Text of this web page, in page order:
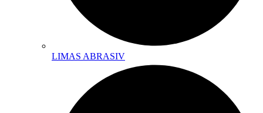
LIMAS ABRASIV